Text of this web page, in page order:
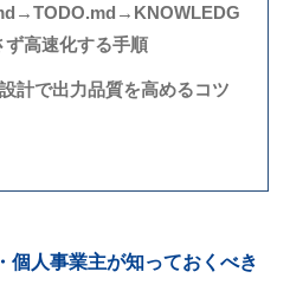
高速化する手順
計で出力品質を高めるコツ
人事業主が知っておくべき